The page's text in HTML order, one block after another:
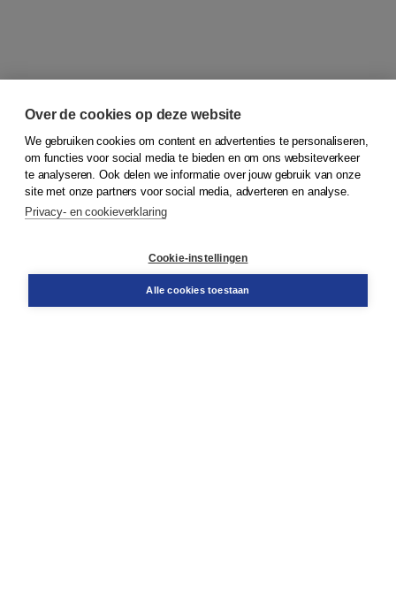
© 2026Koninklijke Boom uitgevers
Bestellen
Over de cookies op deze website
We gebruiken cookies om content en advertenties te personaliseren,
om functies voor social media te bieden en om ons websiteverkeer
te analyseren. Ook delen we informatie over jouw gebruik van onze
site met onze partners voor social media, adverteren en analyse.
Privacy- en cookieverklaring
Cookie-instellingen
Alle cookies toestaan